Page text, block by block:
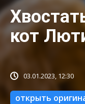
кот
03.01.2023, 12:30
открыть